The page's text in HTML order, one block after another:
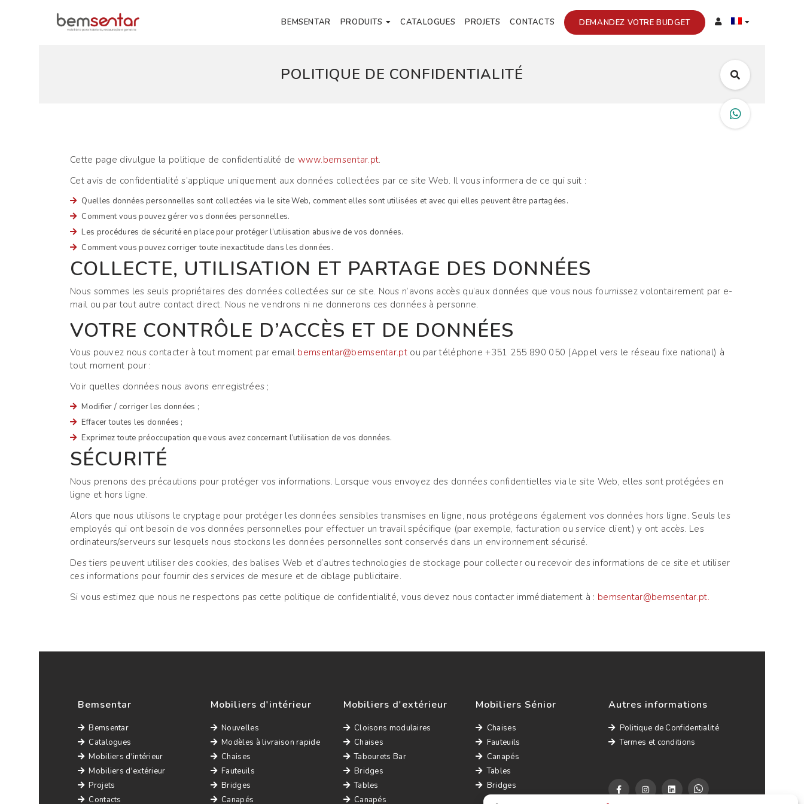
BEMSENTAR PRODUITS CATALOGUES PROJETS CONTACTS DEMANDEZ VOTRE BUDGET
POLITIQUE DE CONFIDENTIALITÉ
Cette page divulgue la politique de confidentialité de www.bemsentar.pt.
Cet avis de confidentialité s’applique uniquement aux données collectées par ce site Web. Il vous informera de ce qui suit :
Quelles données personnelles sont collectées via le site Web, comment elles sont utilisées et avec qui elles peuvent être partagées.
Comment vous pouvez gérer vos données personnelles.
Les procédures de sécurité en place pour protéger l’utilisation abusive de vos données.
Comment vous pouvez corriger toute inexactitude dans les données.
COLLECTE, UTILISATION ET PARTAGE DES DONNÉES
Nous sommes les seuls propriétaires des données collectées sur ce site. Nous n’avons accès qu’aux données que vous nous fournissez volontairement par e-
mail ou par tout autre contact direct. Nous ne vendrons ni ne donnerons ces données à personne.
VOTRE CONTRÔLE D’ACCÈS ET DE DONNÉES
Vous pouvez nous contacter à tout moment par email bemsentar@bemsentar.ptou par téléphone +351 255 890 050 (Appel vers le réseau fixe national) à
tout moment pour :
Voir quelles données nous avons enregistrées ;
Modifier / corriger les données ;
Effacer toutes les données ;
Exprimez toute préoccupation que vous avez concernant l’utilisation de vos données.
SÉCURITÉ
Nous prenons des précautions pour protéger vos informations. Lorsque vous envoyez des données confidentielles via le site Web, elles sont protégées en
ligne et hors ligne.
Alors que nous utilisons le cryptage pour protéger les données sensibles transmises en ligne, nous protégeons également vos données hors ligne. Seuls les
employés qui ont besoin de vos données personnelles pour effectuer un travail spécifique (par exemple, facturation ou service client) y ont accès. Les
ordinateurs/serveurs sur lesquels nous stockons les données personnelles sont conservés dans un environnement sécurisé.
Des tiers peuvent utiliser des cookies, des balises Web et d’autres technologies de stockage pour collecter ou recevoir des informations de ce site et utiliser
ces informations pour fournir des services de mesure et de ciblage publicitaire.
Si vous estimez que nous ne respectons pas cette politique de confidentialité, vous devez nous contacter immédiatement à : bemsentar@bemsentar.pt.
Bemsentar
Bemsentar
Catalogues
Mobiliers d'intérieur
Mobiliers d'extérieur
Projets
Contacts
Mobiliers d'intérieur
Nouvelles
Modèles à livraison rapide
Chaises
Fauteuils
Bridges
Canapés
Mobiliers d'extérieur
Cloisons modulaires
Chaises
Tabourets Bar
Bridges
Tables
Canapés
Mobiliers Sénior
Chaises
Fauteuils
Canapés
Tables
Bridges
Autres informations
Politique de Confidentialité
Termes et conditions